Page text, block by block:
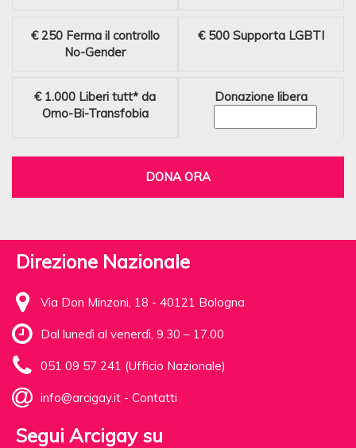
€ 250 Ferma il controllo
No-Gender
€ 500 Supporta LGBTI
€ 1.000 Liberi tutt* da
Omo-Bi-Transfobia
Donazione libera
DONA ORA
Direzione Nazionale
Via Don Minzoni, 18 - 40121 Bologna
Dal lunedì al venerdì, 9.30 – 17.00
051 09 57 241 (Ufficio Nazionale)
info@arcigay.it - Contatti
Segui Arcigay su